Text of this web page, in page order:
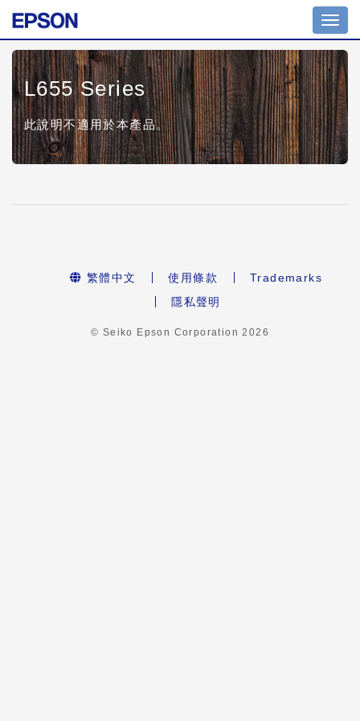
L655 Series
此說明不適用於本產品。
繁體中文 使用條款
Trademarks
隱私聲明
© Seiko Epson Corporation2026